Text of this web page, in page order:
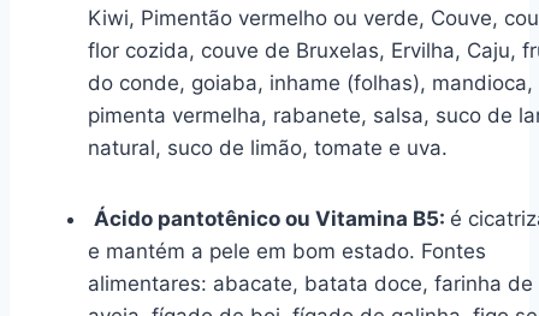
Kiwi, Pimentão vermelho ou verde, Couve,
flor cozida, couve de Bruxelas, Ervilha, Caju,
do conde, goiaba, inhame (folhas), mandioca,
pimenta vermelha, rabanete, salsa, suco de
natural, suco de limão, tomate e uva.
Ácido pantotênico ou Vitamina B5: é
e mantém a pele em bom estado. Fontes
alimentares: abacate, batata doce, farinha de